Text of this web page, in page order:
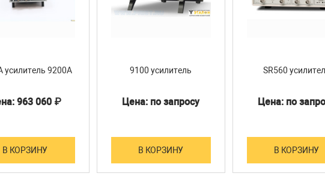
усилитель 9200А
963 060 ₽
В КОРЗИНУ
9100 усилитель
Цена: по запросу
В КОРЗИНУ
SR560
Цена: по
В КОРЗИНУ